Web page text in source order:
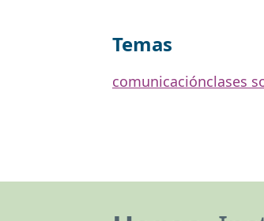
Temas
comunicaciónclases